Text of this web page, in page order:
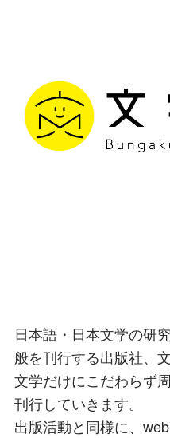
日本語・日本文学の研
般を刊行する出版社、
文学だけにこだわらず
刊行していきます。
出版活動と同様に、